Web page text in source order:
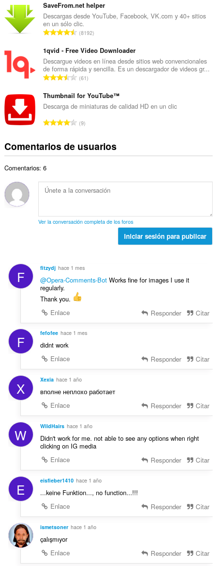
o
t
a
d
e
p
u
t
u
c
o
n
:
m
e
r
o
o
t
a
d
e
u
t
u
i
o
s
SaveFrom.net helper
Descargas desde YouTube, Facebook, VK.com y 40+ sitios
en un sólo clic.
N
m
e
r
o
o
t
a
e
p
t
c
i
s
8192
1qvid - Free Video Downloader
Descargue videos en línea desde sitios web convencionales
de forma rápida y sencilla. Es un descargador de videos gr...
N
m
e
o
o
t
d
e
n
i
o
n
e
61
Thumbnail for YouTube™
Descarga de miniaturas de calidad HD en un clic
N
e
t
o
l
n
t
a
o
n
9
Comentarios de usuarios
Comentarios: 6
Ver la conversación completa de los foros
Iniciar sesión para publicar
F fitzydj hace 1 mes
@Opera-Comments-BotWorks fine for images I use it
regularly.
Thank you.
Enlace
Responder Citar
F fefofee hace 1 mes
didnt work
Enlace
Responder Citar
X Xexia hace 1 año
вполне неплохо работает
Enlace
Responder Citar
W WildHairs hace 1 año
Didn't work for me. not able to see any options when right
clicking on IG media
Enlace
Responder Citar
E eisfieber1410 hace 1 año
...keine Funktion..., no function...!!!
Enlace
Responder Citar
ismetsoner hace 1 año
çalışmıyor
Enlace
Responder Citar